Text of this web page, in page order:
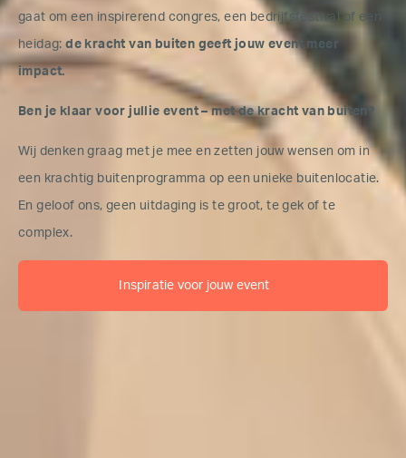
gaat om een inspirerend congres, een bedrijfsfestival of een
heidag:de kracht van buiten geeft jouw event meer
impact.
Ben je klaar voor jullie event – met de kracht van buiten?
Wij denken graag met je mee en zetten jouw wensen om in
een krachtig buitenprogramma op een unieke buitenlocatie.
En geloof ons, geen uitdaging is te groot, te gek of te
complex.
Inspiratie voor jouw event